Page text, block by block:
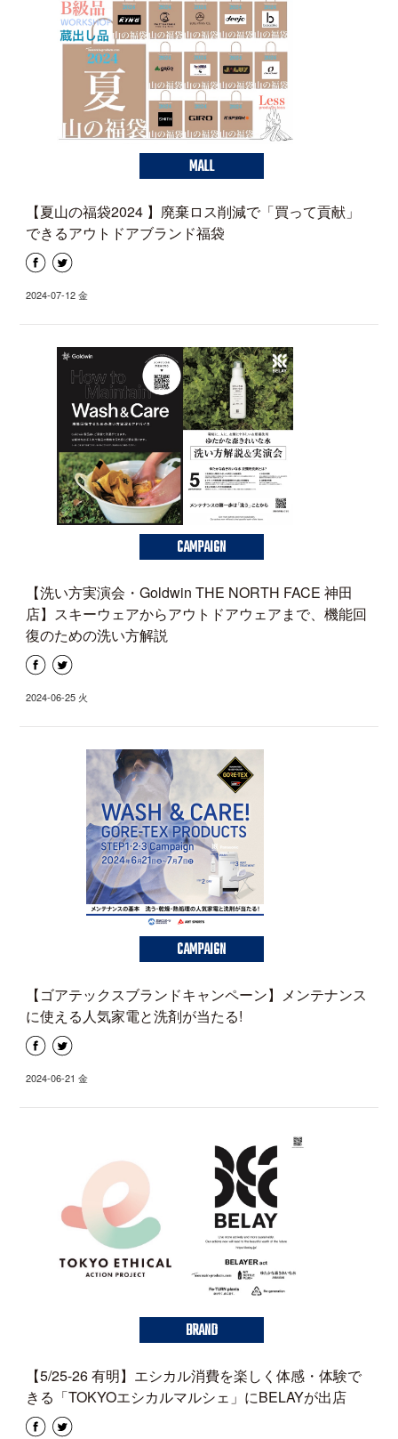
MALL
【夏山の福袋2024 】廃棄ロス削減で「買って貢献」
できるアウトドアブランド福袋
2024-07-12 金
CAMPAIGN
【洗い方実演会・Goldwin THE NORTH FACE 神田
店】スキーウェアからアウトドアウェアまで、機能回
復のための洗い方解説
2024-06-25 火
CAMPAIGN
【ゴアテックスブランドキャンペーン】メンテナンス
に使える人気家電と洗剤が当たる!
2024-06-21 金
BRAND
【5/25-26 有明】エシカル消費を楽しく体感・体験で
きる「TOKYOエシカルマルシェ」にBELAYが出店